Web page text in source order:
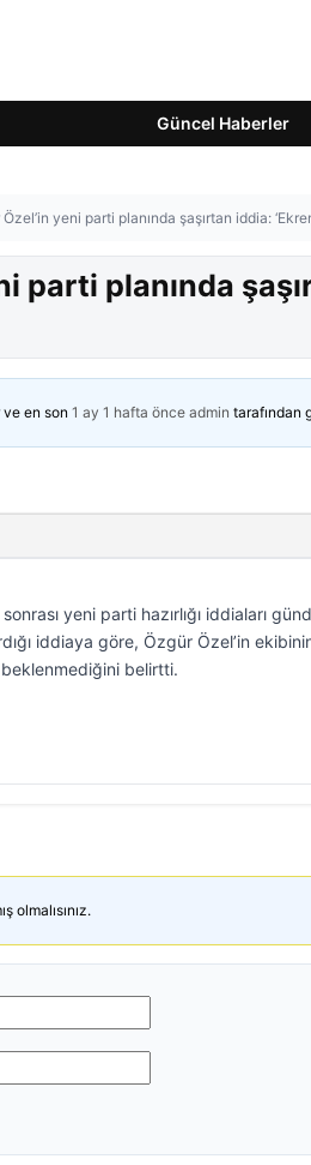
Güncel Haberler
yeni parti planında şaşırtan iddia:
parti planında
ve en son 1 ay 1 hafta önce admin tarafından
yeni parti hazırlığı iddiaları
iddiaya göre, Özgür Özel’in
beklenmediğini belirtti.
olmalısınız.